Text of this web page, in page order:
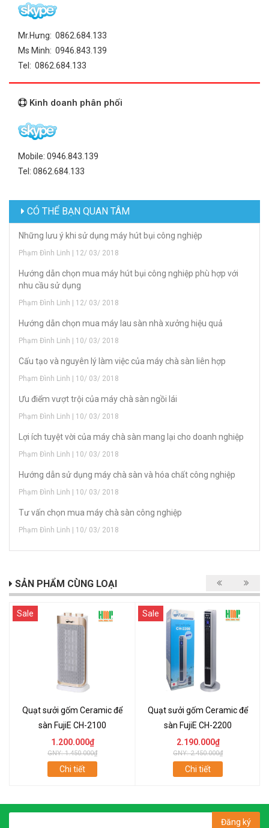
Mr.Hưng: 0862.684.133
Ms Minh: 0946.843.139
Tel: 0862.684.133
Kinh doanh phân phối
Mobile: 0946.843.139
Tel: 0862.684.133
CÓ THỂ BẠN QUAN TÂM
Những lưu ý khi sử dụng máy hút bụi công nghiệp
Phạm Đình Linh | 12/ 03/ 2018
Hướng dẫn chọn mua máy hút bụi công nghiệp phù hợp với
nhu cầu sử dụng
Phạm Đình Linh | 12/ 03/ 2018
Hướng dẫn chọn mua máy lau sàn nhà xưởng hiệu quả
Phạm Đình Linh | 10/ 03/ 2018
Cấu tạo và nguyên lý làm việc của máy chà sàn liên hợp
Phạm Đình Linh | 10/ 03/ 2018
Ưu điểm vượt trội của máy chà sàn ngồi lái
Phạm Đình Linh | 10/ 03/ 2018
Lợi ích tuyệt vời của máy chà sàn mang lại cho doanh nghiệp
Phạm Đình Linh | 10/ 03/ 2018
Hướng dẫn sử dụng máy chà sàn và hóa chất công nghiệp
Phạm Đình Linh | 10/ 03/ 2018
Tư vấn chọn mua máy chà sàn công nghiệp
Phạm Đình Linh | 10/ 03/ 2018
SẢN PHẨM CÙNG LOẠI
Sale
Quạt sưởi gốm Ceramic để
sàn FujiE CH-2100
1.200.000₫
GNY: 1.450.000₫
Chi tiết
Sale
Quạt sưởi gốm Ceramic để
sàn FujiE CH-2200
2.190.000₫
GNY: 2.450.000₫
Chi tiết
Đăng ký